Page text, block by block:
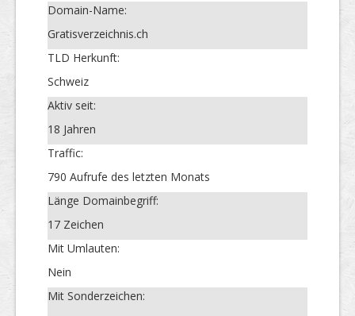
Domain-Name:
Gratisverzeichnis.ch
TLD Herkunft:
Schweiz
Aktiv seit:
18 Jahren
Traffic:
790 Aufrufe des letzten Monats
Länge Domainbegriff:
17 Zeichen
Mit Umlauten:
Nein
Mit Sonderzeichen: